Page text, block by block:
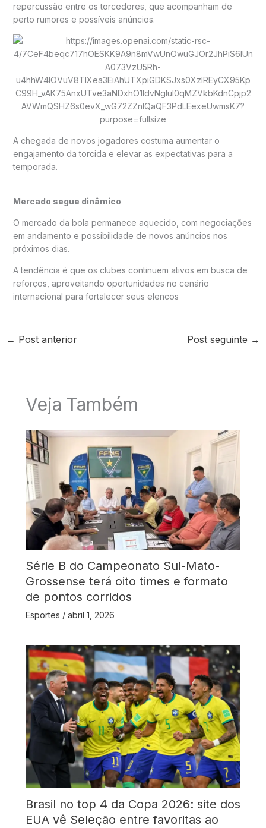
repercussão entre os torcedores, que acompanham de
perto rumores e possíveis anúncios.
A chegada de novos jogadores costuma aumentar o
engajamento da torcida e elevar as expectativas para a
temporada.
Mercado segue dinâmico
O mercado da bola permanece aquecido, com negociações
em andamento e possibilidade de novos anúncios nos
próximos dias.
A tendência é que os clubes continuem ativos em busca de
reforços, aproveitando oportunidades no cenário
internacional para fortalecer seus elencos
← Post anterior Post seguinte →
Veja Também
Série B do Campeonato Sul-Mato-
Grossense terá oito times e formato
de pontos corridos
Esportes / abril 1, 2026
Brasil no top 4 da Copa 2026: site dos
EUA vê Seleção entre favoritas ao